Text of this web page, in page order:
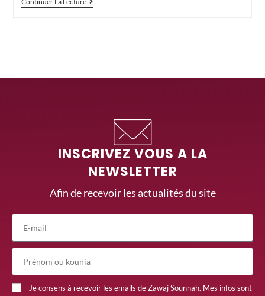
INSCRIVEZ VOUS A LA
NEWSLETTER
Afin de recevoir les actualités du site
Je consens à recevoir les emails de Zawaj Sounnah. Mes infos sont